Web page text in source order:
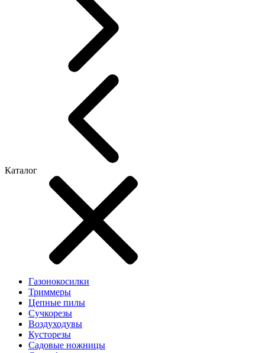
Каталог
Газонокосилки
Триммеры
Цепные пилы
Cучкорезы
Воздуходувы
Кусторезы
Садовые ножницы